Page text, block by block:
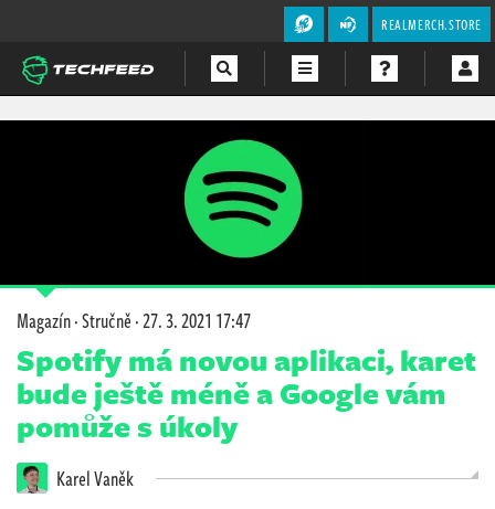
REALMERCH.STORE
Magazín·Stručně·27. 3. 2021 17:47
Spotify má novou aplikaci, karet
bude ještě méně a Google vám
pomůže s úkoly
Karel Vaněk